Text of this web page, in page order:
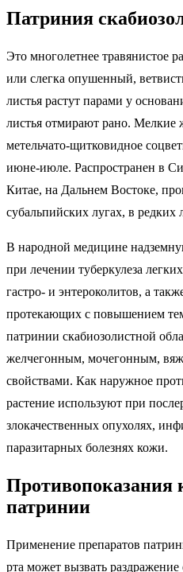
Патриния
Это многолетнее травянистое
или слегка опушенный,
листья растут парами у
листья отмирают рано. Мелкие
метельчато-щитковидное
июне-июле. Распространен в
Китае, на Дальнем Востоке,
субальпийских лугах, в редких
В народной медицине
при лечении туберкулеза
гастро- и энтероколитов, а
протекающих с повышением
патринии скабиозолистной
желчегонным, мочегонным,
свойствами. Как наружное
растение используют при
злокачественных опухолях,
паразитарных болезнях кожи.
Противопоказания
патринии
Применение препаратов
рта может вызвать